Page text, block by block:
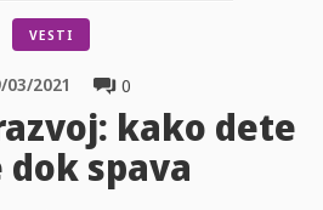
VESTI
0
03/2021
kako dete
dok spava